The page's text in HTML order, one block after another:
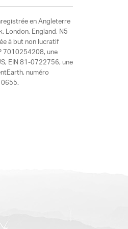
en Angleterre
London, England, N5
à but non lucratif
7010254208, une
EIN 81-0722756, une
numéro